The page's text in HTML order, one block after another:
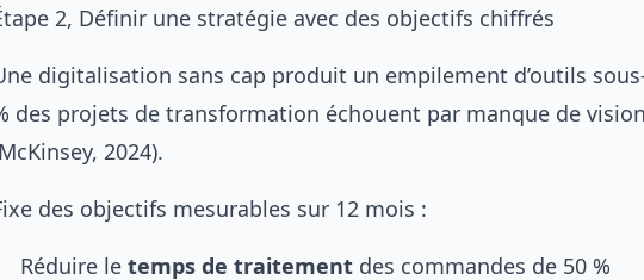
2, Définir une stratégie avec des objectifs chiffrés
digitalisation sans cap produit un empilement d’outils
des projets de transformation échouent par manque de
2024).
des objectifs mesurables sur 12 mois :
Réduire le temps de traitement des commandes de 50 %